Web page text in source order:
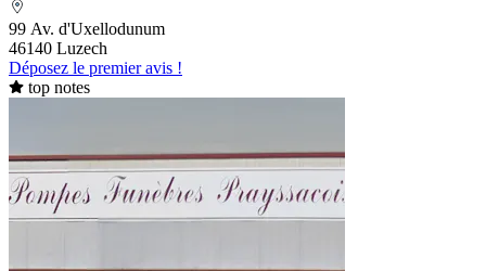
99 Av. d'Uxellodunum
46140 Luzech
Déposez le premier avis !
top notes